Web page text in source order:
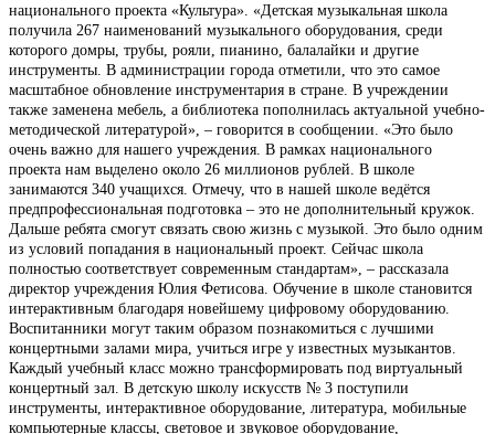
национального проекта «Культура». «Детская музыкальная школа
получила 267 наименований музыкального оборудования, среди
которого домры, трубы, рояли, пианино, балалайки и другие
инструменты. В администрации города отметили, что это самое
масштабное обновление инструментария в стране. В учреждении
также заменена мебель, а библиотека пополнилась актуальной учебно-
методической литературой», – говорится в сообщении. «Это было
очень важно для нашего учреждения. В рамках национального
проекта нам выделено около 26 миллионов рублей. В школе
занимаются 340 учащихся. Отмечу, что в нашей школе ведётся
предпрофессиональная подготовка – это не дополнительный кружок.
Дальше ребята смогут связать свою жизнь с музыкой. Это было одним
из условий попадания в национальный проект. Сейчас школа
полностью соответствует современным стандартам», – рассказала
директор учреждения Юлия Фетисова. Обучение в школе становится
интерактивным благодаря новейшему цифровому оборудованию.
Воспитанники могут таким образом познакомиться с лучшими
концертными залами мира, учиться игре у известных музыкантов.
Каждый учебный класс можно трансформировать под виртуальный
концертный зал. В детскую школу искусств № 3 поступили
инструменты, интерактивное оборудование, литература, мобильные
компьютерные классы, световое и звуковое оборудование,